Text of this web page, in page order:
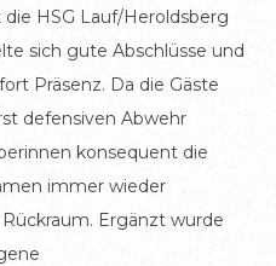
HSG Lauf/Heroldsberg
sich gute Abschlüsse und
Präsenz. Da die Gäste
defensiven Abwehr
konsequent die
immer wieder
Ergänzt wurde